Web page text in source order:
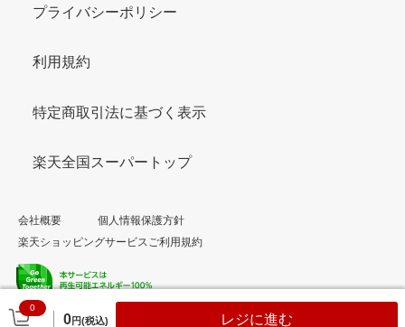
0
0円(税込) レジに進む
プライバシーポリシー
利用規約
特定商取引法に基づく表示
楽天全国スーパートップ
会社概要
個人情報保護方針
楽天ショッピングサービスご利用規約
© Rakuten Group, Inc.